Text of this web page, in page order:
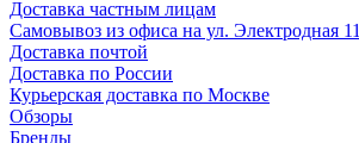
Доставка частным лицам
Самовывоз из офиса на ул. Электродная 11
Доставка почтой
Доставка по России
Курьерская доставка по Москве
Обзоры
Бренды